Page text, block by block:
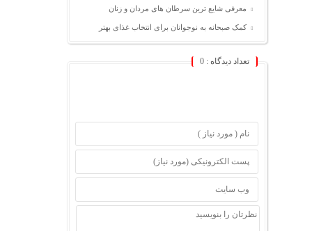
معرفی شایع ترین سرطان های مردان و زنان
کمک صبحانه به نوجوانان برای انتخاب غذای بهتر
تعداد دیدگاه : 0